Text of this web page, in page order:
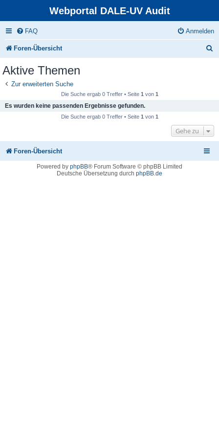
Webportal DALE-UV Audit
FAQ Anmelden
Foren-Übersicht
Aktive Themen
Zur erweiterten Suche
Die Suche ergab 0 Treffer • Seite 1 von 1
Es wurden keine passenden Ergebnisse gefunden.
Die Suche ergab 0 Treffer • Seite 1 von 1
Gehe zu
Foren-Übersicht
Powered by phpBB® Forum Software © phpBB Limited
Deutsche Übersetzung durch phpBB.de